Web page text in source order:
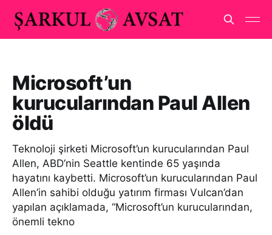
Microsoft’un
kurucularından Paul Allen
öldü
Teknoloji şirketi Microsoft’un kurucularından Paul
Allen, ABD’nin Seattle kentinde 65 yaşında
hayatını kaybetti. Microsoft’un kurucularından Paul
Allen’in sahibi olduğu yatırım firması Vulcan’dan
yapılan açıklamada, “Microsoft’un kurucularından,
önemli tekno